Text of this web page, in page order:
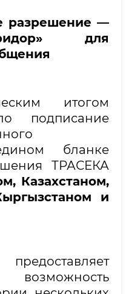
разрешение —
для
итогом
подписание
бланке
ТРАСЕКА
Казахстаном,
и